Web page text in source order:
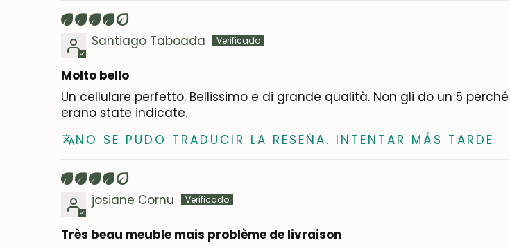
Santiago Taboada
Molto bello
Un cellulare perfetto. Bellissimo e di grande qualità. Non gli do un 5
erano state indicate.
NO SE PUDO TRADUCIR LA RESEÑA. INTENTAR MÁS TARDE
josiane Cornu
Très beau meuble mais problème de livraison